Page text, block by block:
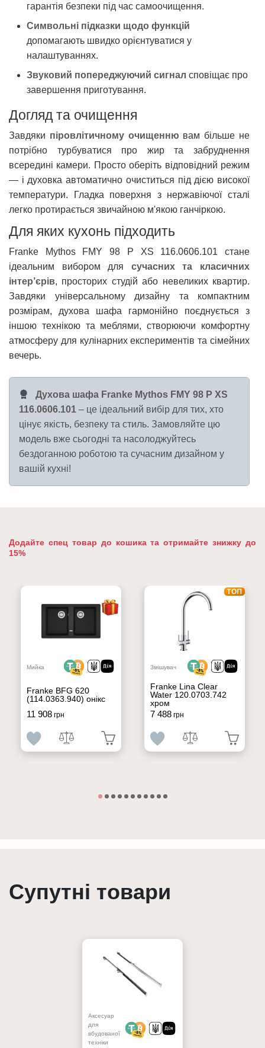
гарантія безпеки під час самоочищення.
Символьні підказки щодо функцій
допомагають швидко орієнтуватися у
налаштуваннях.
Звуковий попереджуючий сигнал сповіщає про
завершення приготування.
Догляд та очищення
Завдяки піровлітичному очищенню вам більше не
потрібно турбуватися про жир та забруднення
всередині камери. Просто оберіть відповідний режим
— і духовка автоматично очиститься під дією високої
температури. Гладка поверхня з нержавіючої сталі
легко протирається звичайною м'якою ганчіркою.
Для яких кухонь підходить
Franke Mythos FMY 98 P XS 116.0606.101 стане
ідеальним вибором для сучасних та класичних
інтер’єрів, просторих студій або невеликих квартир.
Завдяки універсальному дизайну та компактним
розмірам, духова шафа гармонійно поєднується з
іншою технікою та меблями, створюючи комфортну
атмосферу для кулінарних експериментів та сімейних
вечерь.
Духова шафа Franke Mythos FMY 98 P XS
116.0606.101 – це ідеальний вибір для тих, хто
цінує якість, безпеку та стиль. Замовляйте цю
модель вже сьогодні та насолоджуйтесь
бездоганною роботою та сучасним дизайном у
вашій кухні!
Додайте спец товар до кошика та отримайте знижку до
15%
Мийка
Franke BFG 620
(114.0363.940) онікс
11 908грн
Змішувач
Franke Lina Clear
Water 120.0703.742
хром
7 488грн
Супутні товари
Аксесуар
для
вбудованої
техніки